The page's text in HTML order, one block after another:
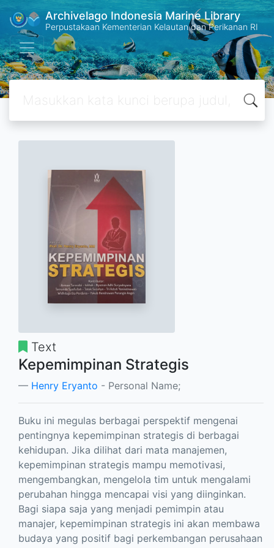
Archivelago Indonesia Marine Library
Perpustakaan Kementerian Kelautan dan Perikanan RI
Text
Kepemimpinan Strategis
Henry Eryanto - Personal Name;
Buku ini megulas berbagai perspektif mengenai
pentingnya kepemimpinan strategis di berbagai
kehidupan. Jika dilihat dari mata manajemen,
kepemimpinan strategis mampu memotivasi,
mengembangkan, mengelola tim untuk mengalami
perubahan hingga mencapai visi yang diinginkan.
Bagi siapa saja yang menjadi pemimpin atau
manajer, kepemimpinan strategis ini akan membawa
budaya yang positif bagi perkembangan perusahaan